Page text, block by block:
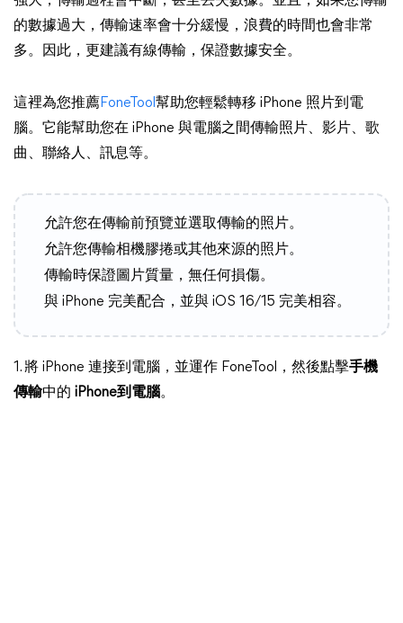
的數據過大，傳輸速率會十分緩慢，浪費的時間也會非常
多。因此，更建議有線傳輸，保證數據安全。
這裡為您推薦 FoneTool 幫助您輕鬆轉移 iPhone 照片到電
腦。它能幫助您在 iPhone 與電腦之間傳輸照片、影片、歌
曲、聯絡人、訊息等。
允許您在傳輸前預覽並選取傳輸的照片。
允許您傳輸相機膠捲或其他來源的照片。
傳輸時保證圖片質量，無任何損傷。
與 iPhone 完美配合，並與 iOS 16/15 完美相容。
1. 將 iPhone 連接到電腦，並運作 FoneTool，然後點擊手機
傳輸中的 iPhone到電腦。